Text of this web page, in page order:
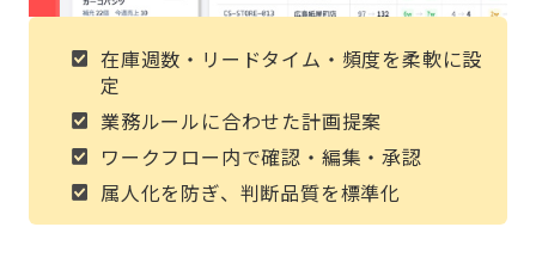
在庫週数・リードタイム・頻度を柔軟に設
定
業務ルールに合わせた計画提案
ワークフロー内で確認・編集・承認
属人化を防ぎ、判断品質を標準化